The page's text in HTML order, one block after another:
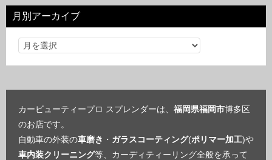
リ
ー
月別アーカイブ
カービューティープロ スプレンダーは、 福岡県福岡市博多区
のお店です。
自動車の外装の車磨き ・ ガラスコーティング(ポリマー加工)や
車内装クリーニング等、カーディティーリング全般を承って